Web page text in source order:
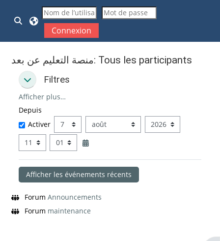
Passer au contenu principal
Activer/désactiver la saisie de recherche
Connexion
منصة التعليم عن بعد: Tous les participants
Filtres
Filtres Filtres
Afficher plus…
Depuis
Depuis
Activer Jour Mois
Année
Heure
Minute
ForumAnnouncements
Forum maintenance